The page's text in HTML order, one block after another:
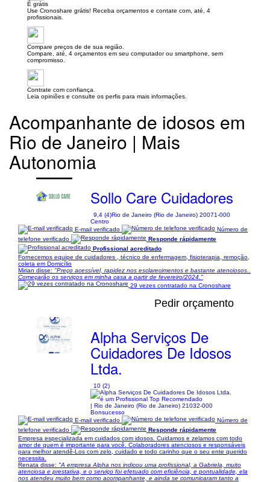
É grátis
Use Cronoshare grátis! Receba orçamentos e contate com, até, 4
profissionais.
Compare preços de de sua região.
Compare, até, 4 orçamentos em seu computador ou smartphone, sem
compromisso.
Contrate com confiança.
Leia opiniões e consulte os perfis para mais informações.
Acompanhante de idosos em
Rio de Janeiro | Mais
Autonomia
Sollo Care Cuidadores
9,4 (4)Rio de Janeiro (Rio de Janeiro) 20071-000
Centro
E-mail verificado
Número de
telefone verificado
Responde rápidamente
Profissional acreditado
Fornecemos equipe de cuidadores , técnico de enfermagem, fisioterapia, remoção,
coleta em Domicílio
Mirian disse: "Preço acessível, rapidez nos esclarecimentos e bastante atenciosos..
Começarão os serviços em minha casa a partir de fevereiro/2024."
29 vezes contratado na Cronoshare
Pedir orçamento
Alpha Serviços De
Cuidadores De Idosos
Ltda.
10 (2)
| Rio de Janeiro (Rio de Janeiro) 21032-000
Bonsucesso
E-mail verificado
Número de
telefone verificado
Responde rápidamente
Empresa especializada em cuidados com idosos. Cuidamos e zelamos com todo
amor de quem é importante para você. Colaboradores atenciosos e responsáveis
para melhor atendê-Los com zelo, cuidado e todo carinho que o seu ente querido
necessita.
Renata disse: "A empresa Alpha nos indicou uma profissional, a Gabriela, muito
atenciosa e prestativa, e o serviço foi efetuado com eficiência, e pontualidade, ela
nos atendeu muito bem como acompanhante, e ainda se comunicaram tanto a